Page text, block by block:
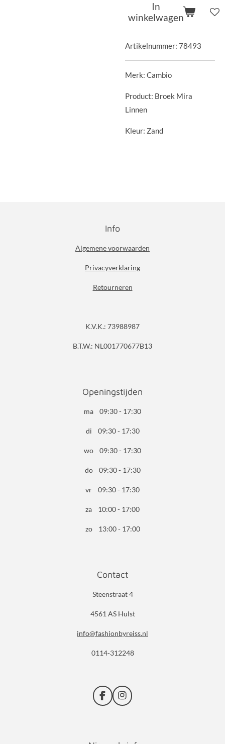
In
winkelwagen
Artikelnummer: 78493
Merk: Cambio
Product: Broek Mira
Linnen
Kleur: Zand
Info
Algemene voorwaarden
Privacyverklaring
Retourneren
K.V.K.: 73988987
B.T.W.: NL001770677B13
Openingstijden
ma 09:30 - 17:30
di 09:30 - 17:30
wo 09:30 - 17:30
do 09:30 - 17:30
vr 09:30 - 17:30
za 10:00 - 17:00
zo 13:00 - 17:00
Contact
Steenstraat 4
4561 AS Hulst
info@fashionbyreiss.nl
0114-312248
F
a
I
n